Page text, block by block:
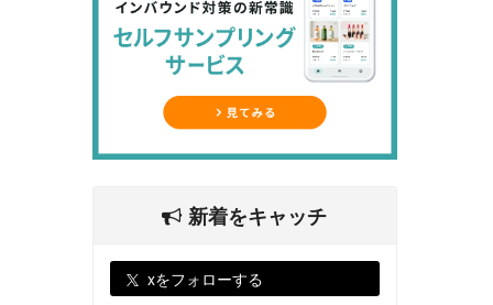
新着をキャッチ
xをフォローする